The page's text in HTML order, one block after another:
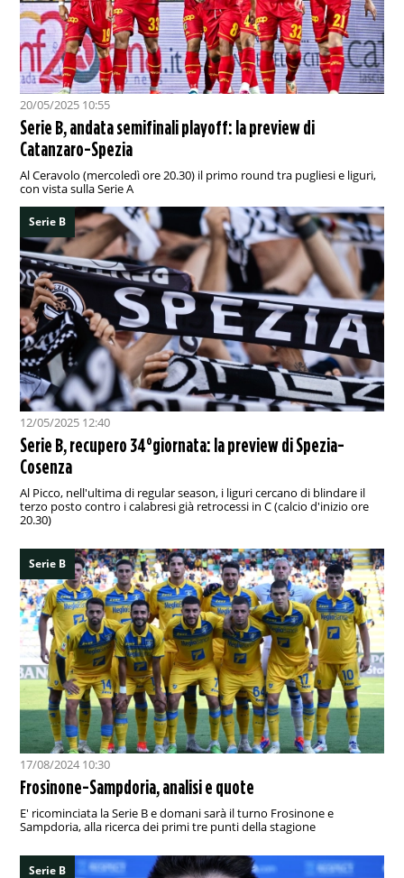
20/05/2025 10:55
Serie B, andata semifinali playoff: la preview di
Catanzaro-Spezia
Al Ceravolo (mercoledì ore 20.30) il primo round tra pugliesi e liguri,
con vista sulla Serie A
Serie B
12/05/2025 12:40
Serie B, recupero 34°giornata: la preview di Spezia-
Cosenza
Al Picco, nell'ultima di regular season, i liguri cercano di blindare il
terzo posto contro i calabresi già retrocessi in C (calcio d'inizio ore
20.30)
Serie B
17/08/2024 10:30
Frosinone-Sampdoria, analisi e quote
E' ricominciata la Serie B e domani sarà il turno Frosinone e
Sampdoria, alla ricerca dei primi tre punti della stagione
Serie B